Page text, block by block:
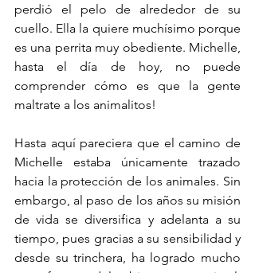
perdió el pelo de alrededor de su
cuello. Ella la quiere muchísimo porque
es una perrita muy obediente. Michelle,
hasta el día de hoy, no puede
comprender cómo es que la gente
maltrate a los animalitos!
Hasta aquí pareciera que el camino de
Michelle estaba únicamente trazado
hacia la protección de los animales. Sin
embargo, al paso de los años su misión
de vida se diversifica y adelanta a su
tiempo, pues gracias a su sensibilidad y
desde su trinchera, ha logrado mucho